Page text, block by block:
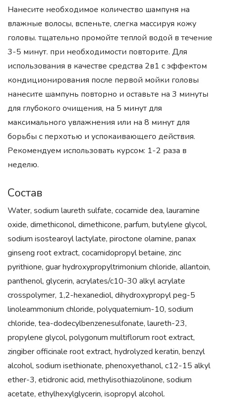
Нанесите необходимое количество шампуня на
влажные волосы, вспеньте, слегка массируя кожу
головы. тщательно промойте теплой водой в течение
3-5 минут. при необходимости повторите. Для
использования в качестве средства 2в1 с эффектом
кондиционирования после первой мойки головы
нанесите шампунь повторно и оставьте на 3 минуты
для глубокого очищения, на 5 минут для
максимального увлажнения или на 8 минут для
борьбы с перхотью и успокаивающего действия.
Рекомендуем использовать курсом: 1-2 раза в
неделю.
Состав
Water, sodium laureth sulfate, cocamide dea, lauramine
oxide, dimethiconol, dimethicone, parfum, butylene glycol,
sodium isostearoyl lactylate, piroctone olamine, panax
ginseng root extract, cocamidopropyl betaine, zinc
pyrithione, guar hydroxypropyltrimonium chloride, allantoin,
panthenol, glycerin, acrylates/c10-30 alkyl acrylate
crosspolymer, 1,2-hexanediol, dihydroxypropyl peg-5
linoleammonium chloride, polyquaternium-10, sodium
chloride, tea-dodecylbenzenesulfonate, laureth-23,
propylene glycol, polygonum multiflorum root extract,
zingiber officinale root extract, hydrolyzed keratin, benzyl
alcohol, sodium isethionate, phenoxyethanol, c12-15 alkyl
ether-3, etidronic acid, methylisothiazolinone, sodium
acetate, ethylhexylglycerin, isopropyl alcohol.